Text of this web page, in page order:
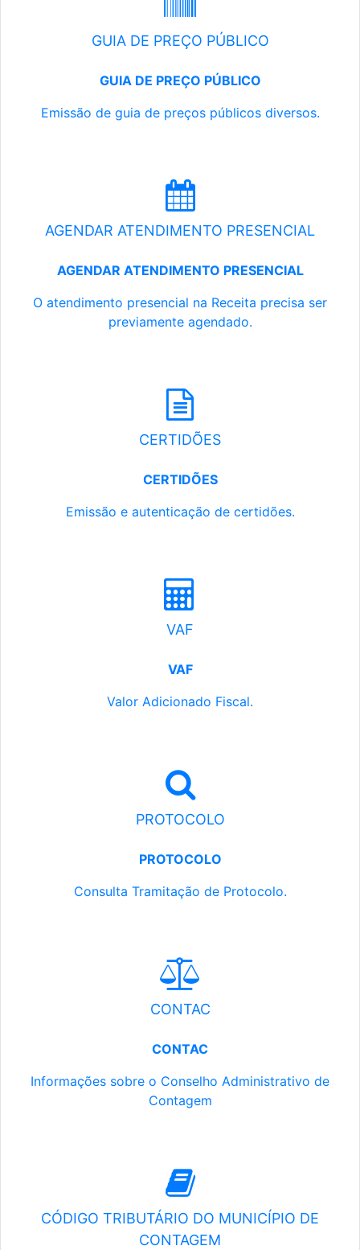
GUIA DE PREÇO PÚBLICO
GUIA DE PREÇO PÚBLICO
Emissão de guia de preços públicos diversos.
AGENDAR ATENDIMENTO PRESENCIAL
AGENDAR ATENDIMENTO PRESENCIAL
O atendimento presencial na Receita precisa ser
previamente agendado.
CERTIDÕES
CERTIDÕES
Emissão e autenticação de certidões.
VAF
VAF
Valor Adicionado Fiscal.
PROTOCOLO
PROTOCOLO
Consulta Tramitação de Protocolo.
CONTAC
CONTAC
Informações sobre o Conselho Administrativo de
Contagem
CÓDIGO TRIBUTÁRIO DO MUNICÍPIO DE
CONTAGEM